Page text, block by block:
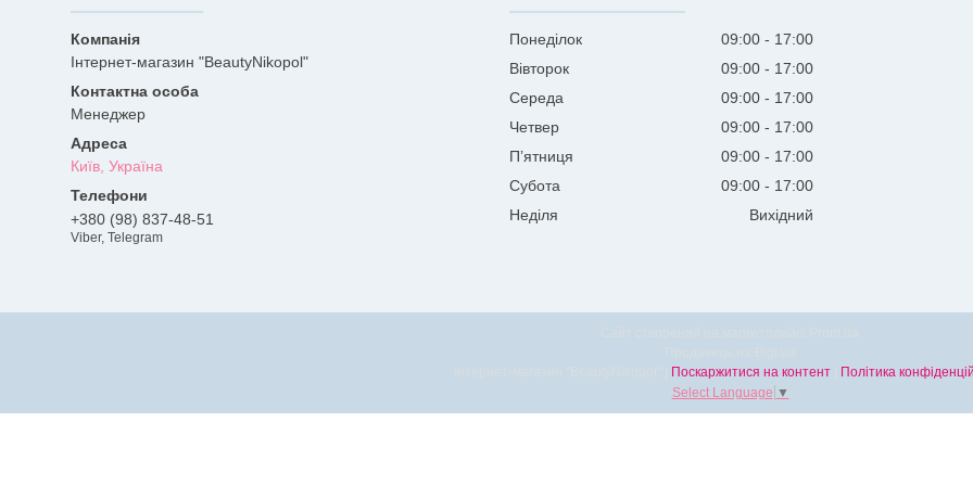
Інтернет-магазин "BeautyNikopol"
Менеджер
Київ, Україна
+380 (98) 837-48-51
Viber, Telegram
Понеділок 09:00
17:00
Вівторок
09:00
17:00
Середа
09:00
17:00
Четвер
09:00
17:00
Пʼятниця
09:00
17:00
Субота
09:00
17:00
Неділя
Вихідний
Поскаржитися на контент
Політика
Select Language ▼